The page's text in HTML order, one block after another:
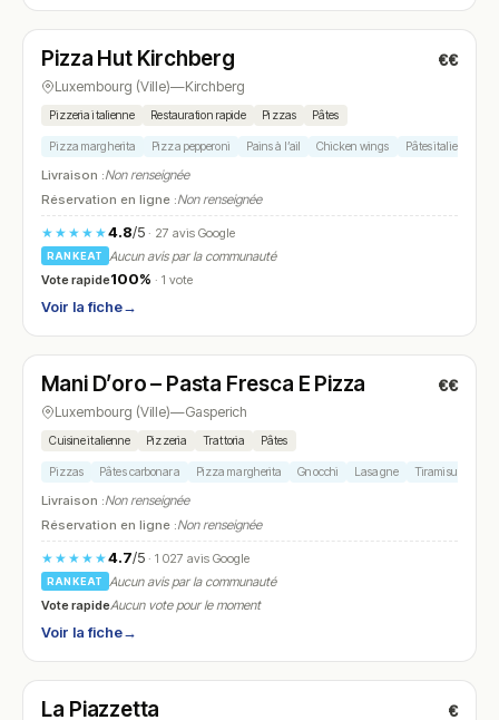
N° 7
Pizza Hut Kirchberg €€
Luxembourg (Ville)—Kirchberg
Pizzeria italienne Restauration rapide Pizzas Pâtes
Pizza margherita Pizza pepperoni Pains à l’ail Chicken wings Pâtes italiennes
Livraison :Non renseignée
Réservation en ligne :Non renseignée
★★★★★4.8/5· 27 avis Google
RANKEAT
Aucun avis par la communauté
Vote rapide100% · 1 vote
Voir la fiche→
N° 8
Mani D’oro – Pasta Fresca E Pizza €€
Luxembourg (Ville)—Gasperich
Cuisine italienne Pizzeria Trattoria Pâtes
Pizzas Pâtes carbonara Pizza margherita Gnocchi Lasagne Tiramisu
Livraison :Non renseignée
Réservation en ligne :Non renseignée
★★★★★4.7/5· 1 027 avis Google
RANKEAT
Aucun avis par la communauté
Vote rapideAucun vote pour le moment
Voir la fiche→
N° 9
La Piazzetta €